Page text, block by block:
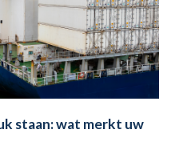
staan: wat merkt uw